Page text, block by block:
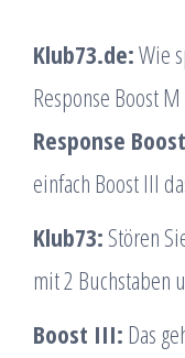
Klub73.de:Wie
Response Boost
Response
einfach Boost III
Klub73: Stören
mit 2 Buchstaben
Boost III: Das